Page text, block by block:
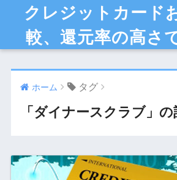
クレジットカード
較、還元率の高さ
ホーム タグ
「ダイナースクラブ」